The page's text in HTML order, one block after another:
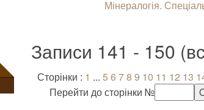
Мінералогія.
Записи 141 - 150
Сторінки : 1 ... 5 6 78 9 10 11 12 13
Перейти до сторінки №